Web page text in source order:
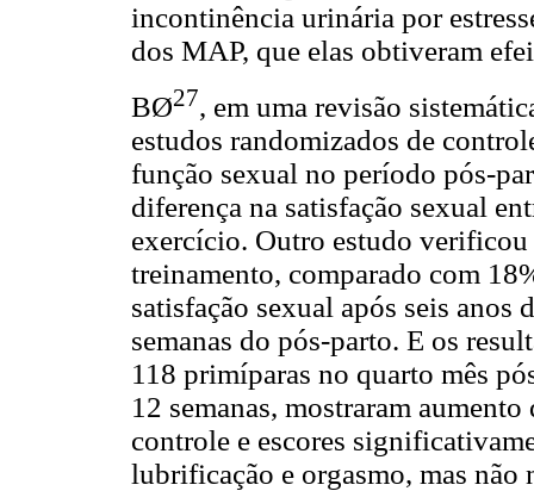
incontinência urinária por
dos MAP, que elas obtiveram
BØ27, em uma revisão
estudos randomizados de
função sexual no período pós-
diferença na satisfação sexual
exercício. Outro estudo
treinamento, comparado com
satisfação sexual após seis
semanas do pós-parto. E os
118 primíparas no quarto mês
12 semanas, mostraram
controle e escores
lubrificação e orgasmo, mas não